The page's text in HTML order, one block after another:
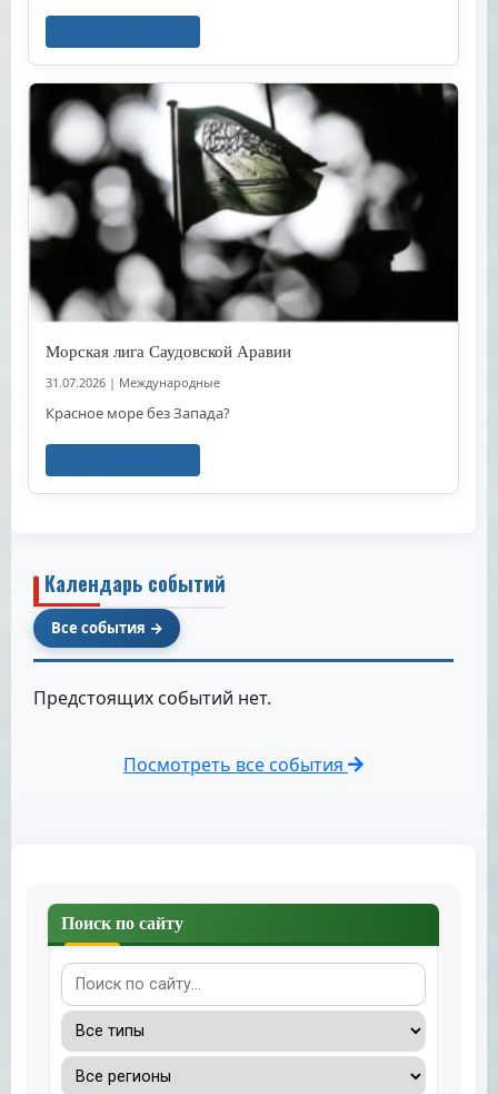
Морская лига Саудовской Аравии
31.07.2026 | Международные
Красное море без Запада?
Календарь событий
Все события
Предстоящих событий нет.
Посмотреть все события
Поиск по сайту